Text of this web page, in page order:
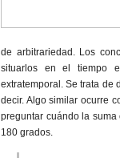
de arbitrariedad. Los
situarlos en el tiempo
extratemporal. Se trata de
decir. Algo similar ocurre
preguntar cuándo la
180 grados.